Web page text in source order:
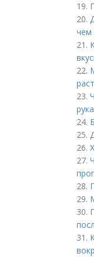
19.
20.
чем
21.
22.
23.
24.
25.
26.
27.
28.
29.
30.
31.